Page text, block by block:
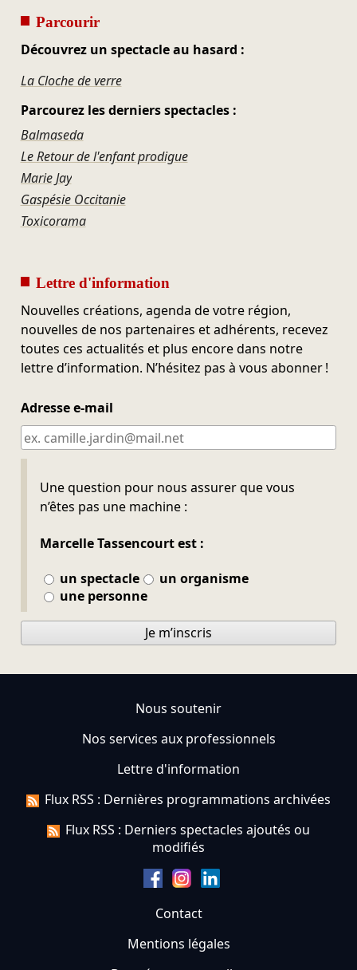
Parcourir
Découvrez un spectacle au hasard :
La Cloche de verre
Parcourez les derniers spectacles :
Balmaseda
Le Retour de l'enfant prodigue
Marie Jay
Gaspésie Occitanie
Toxicorama
Lettre d'information
Nouvelles créations, agenda de votre région,
nouvelles de nos partenaires et adhérents, recevez
toutes ces actualités et plus encore dans notre
lettre d’information. N’hésitez pas à vous abonner !
Adresse e-mail
Une question pour nous assurer que vous
n’êtes pas une machine :
Marcelle Tassencourt est :
un spectacle
un organisme
une personne
Ne pas remplir
Je m’inscris
Nous soutenir
Nos services aux professionnels
Lettre d'information
Flux RSS : Dernières programmations archivées
Flux RSS : Derniers spectacles ajoutés ou
modifiés
Contact
Mentions légales